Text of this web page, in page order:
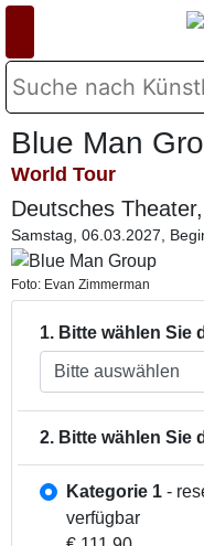
Blue Man
World Tour
Deutsches
Samstag, 06.03.2027,
Foto: Evan Zimmerman
1. Bitte wählen Sie
2. Bitte wählen Sie
Kategorie 1 -
verfügbar